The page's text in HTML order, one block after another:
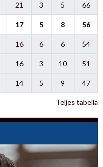
21 3 5 66
17 5 8 56
16 6 6 54
16 3 10 51
14 5 9 47
Teljes tabella